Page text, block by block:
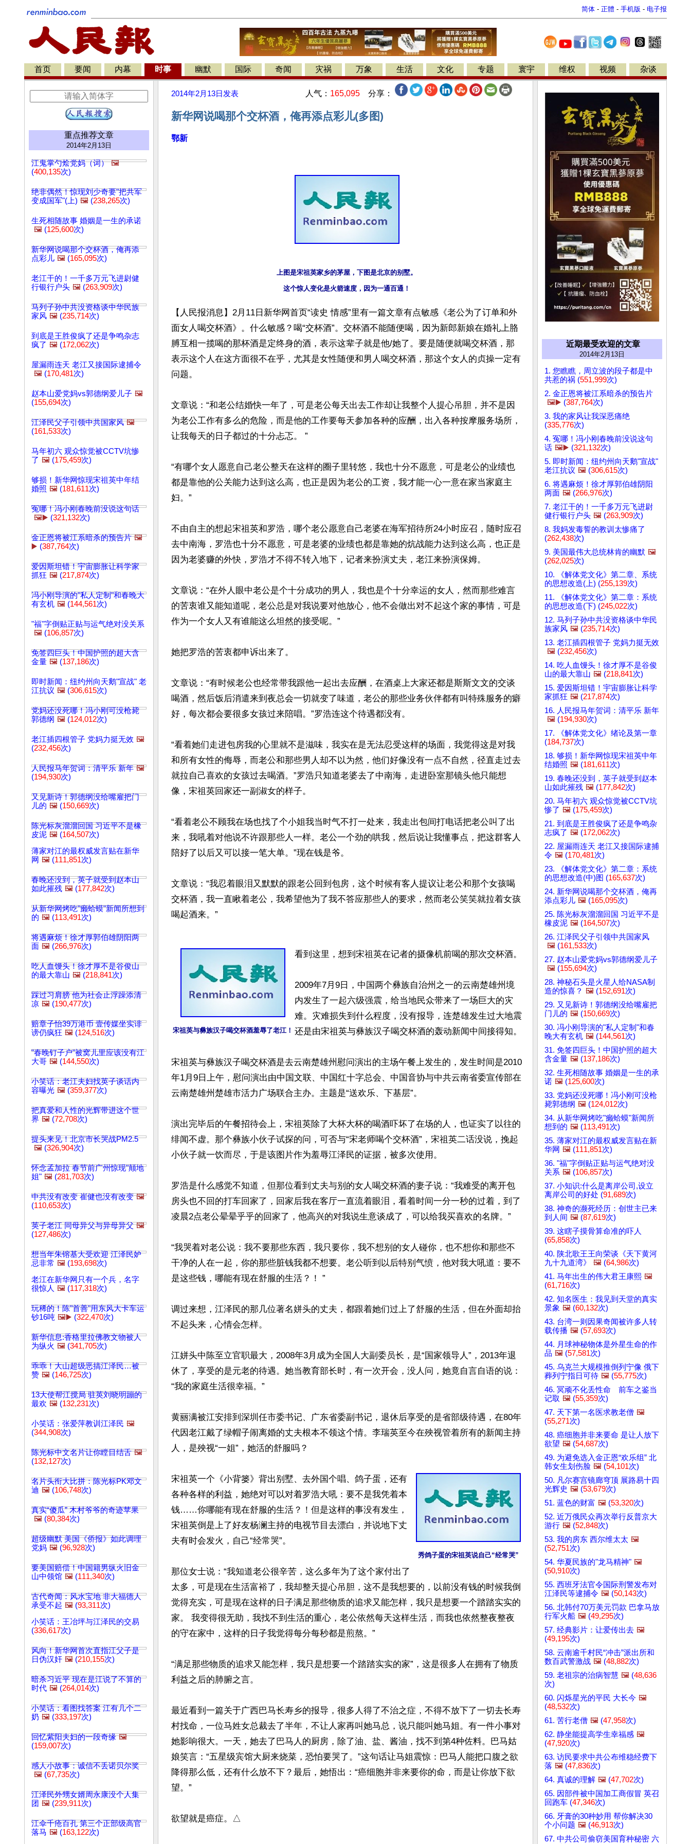
简体 - 正體 - 手机版 - 电子报
首页 要闻 内幕 时事 幽默 国际 奇闻 灾祸 万象 生活 文化 专题 寰宇 维权 视频 杂谈
重点推荐文章
2014年2月13日
江鬼掌勺烩党妈（词） 🖼️
(400,135次)
绝非偶然！惊现刘少奇要"把共军
变成国军"(上) 🖼️ (238,265次)
生死相随故事 婚姻是一生的承诺
🖼️ (125,600次)
新华网说喝那个交杯酒，俺再添
点彩儿 🖼️ (165,095次)
老江干的！一千多万元飞进尉健
行银行户头 🖼️ (263,909次)
马列子孙中共没资格谈中华民族
家风 🖼️ (235,714次)
到底是王胜俊疯了还是争鸣杂志
疯了 🖼️ (172,062次)
屋漏雨连天 老江又接国际逮捕令
🖼️ (170,481次)
赵本山爱党妈vs郭德纲爱儿子 🖼️
(155,694次)
江泽民父子引领中共国家风 🖼️
(161,533次)
马年初六 观众惊觉被CCTV坑惨
了 🖼️ (175,459次)
够损！新华网惊现宋祖英中年结
婚照 🖼️ (181,611次)
冤哪！冯小刚春晚前没说这句话
🖼️▶️ (321,132次)
金正恩将被江系暗杀的预告片 🖼️
▶️ (387,764次)
爱因斯坦错！宇宙膨胀让科学家
抓狂 🖼️ (217,874次)
冯小刚导演的"私人定制"和春晚大
有玄机 🖼️ (144,561次)
"福"字倒贴正贴与运气绝对没关系
🖼️ (106,857次)
免签四巨头！中国护照的超大含
金量 🖼️ (137,186次)
即时新闻：纽约州向天鹅"宣战" 老
江抗议 🖼️ (306,615次)
党妈还没死哪！冯小刚可没枪毙
郭德纲 🖼️ (124,012次)
老江插四根管子 党妈力挺无效 🖼️
(232,456次)
人民报马年贺词：清平乐 新年 🖼️
(194,930次)
又见新诗！郭德纲没给嘴雇把门
儿的 🖼️ (150,669次)
陈光标灰溜溜回国 习近平不是橡
皮泥 🖼️ (164,507次)
薄家对江的最权威发言贴在新华
网 🖼️ (111,851次)
春晚还没到，英子就受到赵本山
如此摧残 🖼️ (177,842次)
从新华网烤吃"癞蛤蟆"新闻所想到
的 🖼️ (113,491次)
将遇麻烦！徐才厚郭伯雄阴阳两
面 🖼️ (266,976次)
吃人血馒头！徐才厚不是谷俊山
的最大靠山 🖼️ (218,841次)
踩过习肩膀 他为社会止浮躁添清
凉 🖼️ (190,477次)
赔章子怡39万港币 壹传媒坐实诽
谤仍疯狂 🖼️ (124,516次)
"春晚钉子户"被窝儿里应该没有江
大哥 🖼️ (144,550次)
小笑话：老江夫妇找英子谈话内
容曝光 🖼️ (359,377次)
把真爱和人性的光辉带进这个世
界 🖼️ (72,708次)
提头来见！北京市长哭战PM2.5
🖼️ (326,904次)
怀念孟加拉 春节前广州惊现"颠地
姐" 🖼️ (281,703次)
中共没有改变 崔健也没有改变 🖼️
(110,653次)
英子老江 同母异父与异母异父 🖼️
(127,486次)
想当年朱镕基大受欢迎 江泽民妒
忌非常 🖼️ (193,698次)
老江在新华网只有一个兵，名字
很惊人 🖼️ (117,318次)
玩稀的！陈"首善"用东风大卡车运
钞16吨 🖼️▶️ (322,470次)
新华信息:香格里拉佛教文物被人
为纵火 🖼️ (341,705次)
乖乖！大山超级恶搞江泽民…被
赞 🖼️ (146,725次)
13大使帮江搅局 驻英刘晓明蹦的
最欢 🖼️ (132,231次)
小笑话：张爱萍教训江泽民 🖼️
(344,908次)
陈光标中文名片让你瞠目结舌 🖼️
(132,127次)
名片头衔大比拼：陈光标PK邓文
迪 🖼️ (106,748次)
真实“傻瓜” 木村爷爷的奇迹苹果
🖼️ (80,384次)
超级幽默 美国《侨报》如此调理
党妈 🖼️ (96,928次)
要美国赔偿！中国籍男纵火旧金
山中领馆 🖼️ (111,340次)
古代奇闻：风水宝地 非大福德人
承受不起 🖼️ (93,311次)
小笑话：王冶坪与江泽民的交易
(336,617次)
风向！新华网首次直指江父子是
日伪汉奸 🖼️ (210,155次)
暗杀习近平 现在是江说了不算的
时代 🖼️ (264,014次)
小笑话：看图找答案 江有几个二
奶 🖼️ (333,197次)
回忆紫阳夫妇的一段奇缘 🖼️
(159,007次)
感人小故事：诚信不丢诺贝尔奖
🖼️ (67,735次)
江泽民外甥女婿周永康没个人集
团 🖼️ (239,911次)
江伞千疮百孔 第三个正部级高官
落马 🖼️ (163,122次)
2014年2月13日 发表 人气： 165,095 分享：
新华网说喝那个交杯酒，俺再添点彩儿(多图)
鄂新
上图是宋祖英家乡的茅屋，下图是北京的别墅。
这个惊人变化是火箭速度，因为一通百通！
【人民报消息】2月11日新华网首页“读史 情感”里有一篇文章有点敏感《老公为了订单和外
面女人喝交杯酒》。什么敏感？喝“交杯酒”。交杯酒不能随便喝，因为新郎新娘在婚礼上胳
膊互相一揽喝的那杯酒是定终身的酒，表示这辈子就是他/她了。要是随便就喝交杯酒，那
表示这个人在这方面很不在乎，尤其是女性随便和男人喝交杯酒，那这个女人的贞操一定有
问题。
文章说：“和老公结婚快一年了，可是老公每天出去工作却让我整个人提心吊胆，并不是因
为老公工作有多么的危险，而是他的工作要每天参加各种的应酬，出入各种按摩服务场所，
让我每天的日子都过的十分忐忑。 ”
“有哪个女人愿意自己老公整天在这样的圈子里转悠，我也十分不愿意，可是老公的业绩也
都是靠他的公关能力达到这么高，也正是因为老公的工资，我才能一心一意在家当家庭主
妇。”
不由自主的想起宋祖英和罗浩，哪个老公愿意自己老婆在海军招待所24小时应召，随时应召
去中南海，罗浩也十分不愿意，可是老婆的业绩也都是靠她的炕战能力达到这么高，也正是
因为老婆赚的外快，罗浩才不得不转入地下，记者来扮演丈夫，老江来扮演保姆。
文章说：“在外人眼中老公是个十分成功的男人，我也是个十分幸运的女人，然而那些难言
的苦衷谁又能知道呢，老公总是对我说要对他放心，他不会做出对不起这个家的事情，可是
作为一个女人又有谁能这么坦然的接受呢。”
她把罗浩的苦衷都申诉出来了。
文章说：“有时候老公也经常带我跟他一起出去应酬，在酒桌上大家还都是斯斯文文的交谈
喝酒，然后饭后消遣来到夜总会一切就变了味道，老公的那些业务伙伴都有叫特殊服务的癖
好，每次都会要很多女孩过来陪唱。”罗浩连这个待遇都没有。
“看着她们走进包房我的心里就不是滋味，我实在是无法忍受这样的场面，我觉得这是对我
和所有女性的侮辱，而老公和那些男人却不以为然，他们好像没有一点不自然，径直走过去
就拉自己喜欢的女孩过去喝酒。”罗浩只知道老婆去了中南海，走进卧室那镜头他只能想
像，宋祖英回家还一副淑女的样子。
“看着老公不顾我在场也找了个小姐我当时气不打一处来，我走出包间打电话把老公叫了出
来，我吼着对他说不许跟那些人一样。老公一个劲的哄我，然后说让我懂事点，把这群客人
陪好了以后又可以接一笔大单。”现在钱是爷。
文章说：“我忍着眼泪又默默的跟老公回到包房，这个时候有客人提议让老公和那个女孩喝
交杯酒，我一直瞅着老公，我希望他为了我不答应那些人的要求，然而老公笑笑就拉着女孩
喝起酒来。”
宋祖英与彝族汉子喝交杯酒羞辱了老江！
看到这里，想到宋祖英在记者的摄像机前喝的那次交杯酒。
2009年7月9日，中国两个彝族自治州之一的云南楚雄州境
内发生了一起六级强震，给当地民众带来了一场巨大的灾
难。灾难损失到什么程度，没有报导，连楚雄发生过大地震
还是由宋祖英与彝族汉子喝交杯酒的轰动新闻中间接得知。
宋祖英与彝族汉子喝交杯酒是去云南楚雄州慰问演出的主场午餐上发生的，发生时间是2010
年1月9日上午，慰问演出由中国文联、中国红十字总会、中国音协与中共云南省委宣传部在
云南楚雄州楚雄市活力广场联合主办。主题是“送欢乐、下基层”。
演出完毕后的午餐招待会上，宋祖英除了大杯大杯的喝酒吓坏了在场的人，也证实了以往的
绯闻不虚。那个彝族小伙子试探的问，可否与“宋老师喝个交杯酒”，宋祖英二话没说，挽起
小伙子就一饮而尽，于是该图片作为羞辱江泽民的证据，被多次使用。
罗浩是什么感觉不知道，但那位看到丈夫与别的女人喝交杯酒的妻子说：“我难受的离开包
房头也不回的打车回家了，回家后我在客厅一直流着眼泪，看着时间一分一秒的过着，到了
凌晨2点老公晕晕乎乎的回家了，他高兴的对我说生意谈成了，可以给我买喜欢的名牌。”
“我哭着对老公说：我不要那些东西，我只要你，我不想别的女人碰你，也不想你和那些不
干净的人在一起，你的那些脏钱我都不想要。老公听到以后特别气愤，他对我大吼道：要不
是这些钱，哪能有现在舒服的生活？！ ”
调过来想，江泽民的那几位著名姘头的丈夫，都跟着她们过上了舒服的生活，但在外面却抬
不起头来，心情会怎样。
江姘头中陈至立官职最大，2008年3月成为全国人大副委员长，是“国家领导人”，2013年退
休了，享受的是元老的待遇。她当教育部长时，有一次开会，没人问，她竟自言自语的说：
“我的家庭生活很幸福。”
黄丽满被江安排到深圳任市委书记、广东省委副书记，退休后享受的是省部级待遇，在80年
代因老江戴了绿帽子闹离婚的丈夫根本不领这个情。李瑞英至今在殃视管着所有的新闻主持
人，是殃视“一姐”，她活的舒服吗？
秀鸽子蛋的宋祖英说自己“经常哭”
宋祖英一个《小背篓》背出别墅、去外国个唱、鸽子蛋，还有
各种各样的利益，她绝对可以对着罗浩大吼：要不是我凭着本
钱……你哪能有现在舒服的生活？！但是这样的事没有发生，
宋祖英倒是上了好友杨澜主持的电视节目去漂白，并说地下丈
夫有时会发火，自己“经常哭”。
那位女士说：“我知道老公很辛苦，这么多年为了这个家付出了
太多，可是现在生活富裕了，我却整天提心吊胆，这不是我想要的，以前没有钱的时候我倒
觉得充实，可是现在这样的日子满足那些物质的追求又能怎样，我只是想要一个踏踏实实的
家。 我变得很无助，我找不到生活的重心，老公依然每天这样生活，而我也依然整夜整夜
的守在家中，这样的日子我觉得每分每秒都是煎熬。”
“满足那些物质的追求又能怎样，我只是想要一个踏踏实实的家”，这是很多人在拥有了物质
利益之后的肺腑之言。
最近看到一篇关于广西巴马长寿乡的报导，很多人得了不治之症，不得不放下了一切去长寿
村找命，一位马姓女总裁去了半年，不让人家再叫她马总，说只能叫她马姐。有一件小事对
她影响很大。一天，她去了巴马人的厨房，除了油、盐、酱油，找不到第4种佐料。巴马姑
娘笑言：“五星级宾馆大厨来烧菜，恐怕要哭了。”这句话让马姐震惊：巴马人能把口腹之欲
降得那么低，还有什么放不下？最后，她悟出：“癌细胞并非来要你的命，而是让你放下欲
望。”
欲望就是癌症。△
近期最受欢迎的文章
2014年2月13日
1. 您瞧瞧，周立波的段子都是中
共惹的祸 (551,999次)
2. 金正恩将被江系暗杀的预告片
🖼️▶️ (387,764次)
3. 我的家风让我深恶痛绝
(335,776次)
4. 冤哪！冯小刚春晚前没说这句
话 🖼️▶️ (321,132次)
5. 即时新闻：纽约州向天鹅"宣战"
老江抗议 🖼️ (306,615次)
6. 将遇麻烦！徐才厚郭伯雄阴阳
两面 🖼️ (266,976次)
7. 老江干的！一千多万元飞进尉
健行银行户头 🖼️ (263,909次)
8. 我妈发毒誓的教训太惨痛了
(262,438次)
9. 美国最伟大总统林肯的幽默 🖼️
(262,025次)
10. 《解体党文化》第二章、系统
的思想改造(上) (255,139次)
11. 《解体党文化》第二章：系统
的思想改造(下) (245,022次)
12. 马列子孙中共没资格谈中华民
族家风 🖼️ (235,714次)
13. 老江插四根管子 党妈力挺无效
🖼️ (232,456次)
14. 吃人血馒头！徐才厚不是谷俊
山的最大靠山 🖼️ (218,841次)
15. 爱因斯坦错！宇宙膨胀让科学
家抓狂 🖼️ (217,874次)
16. 人民报马年贺词：清平乐 新年
🖼️ (194,930次)
17. 《解体党文化》绪论及第一章
(184,737次)
18. 够损！新华网惊现宋祖英中年
结婚照 🖼️ (181,611次)
19. 春晚还没到，英子就受到赵本
山如此摧残 🖼️ (177,842次)
20. 马年初六 观众惊觉被CCTV坑
惨了 🖼️ (175,459次)
21. 到底是王胜俊疯了还是争鸣杂
志疯了 🖼️ (172,062次)
22. 屋漏雨连天 老江又接国际逮捕
令 🖼️ (170,481次)
23. 《解体党文化》第二章：系统
的思想改造(中)图 (165,637次)
24. 新华网说喝那个交杯酒，俺再
添点彩儿 🖼️ (165,095次)
25. 陈光标灰溜溜回国 习近平不是
橡皮泥 🖼️ (164,507次)
26. 江泽民父子引领中共国家风
🖼️ (161,533次)
27. 赵本山爱党妈vs郭德纲爱儿子
🖼️ (155,694次)
28. 神秘石头是火星人给NASA制
造的惊喜？ 🖼️ (152,691次)
29. 又见新诗！郭德纲没给嘴雇把
门儿的 🖼️ (150,669次)
30. 冯小刚导演的"私人定制"和春
晚大有玄机 🖼️ (144,561次)
31. 免签四巨头！中国护照的超大
含金量 🖼️ (137,186次)
32. 生死相随故事 婚姻是一生的承
诺 🖼️ (125,600次)
33. 党妈还没死哪！冯小刚可没枪
毙郭德纲 🖼️ (124,012次)
34. 从新华网烤吃"癞蛤蟆"新闻所
想到的 🖼️ (113,491次)
35. 薄家对江的最权威发言贴在新
华网 🖼️ (111,851次)
36. "福"字倒贴正贴与运气绝对没
关系 🖼️ (106,857次)
37. 小知识:什么是离岸公司,设立
离岸公司的好处 (91,689次)
38. 神奇的濒死经历：创世主已来
到人间 🖼️ (87,619次)
39. 这瞎子摸骨算命准的吓人
(65,858次)
40. 陕北歌王王向荣谈《天下黄河
九十九道湾》
🖼️ (64,986次)
41. 马年出生的伟大君王康熙 🖼️
(61,716次)
42. 知名医生：我见到天堂的真实
景象 🖼️ (60,132次)
43. 台湾一则因果奇闻被许多人转
载传播 🖼️ (57,693次)
44. 月球神秘物体是外星生命的作
品 🖼️ (57,581次)
45. 乌克兰大规模推倒列宁像 俄下
葬列宁指日可待 🖼️ (55,775次)
46. 冥顽不化丢性命 前车之鉴当
记取 🖼️ (55,359次)
47. 天下第一名医求教老僧 🖼️
(55,271次)
48. 癌细胞并非来要命 是让人放下
欲望 🖼️ (54,687次)
49. 为避免选入金正恩“欢乐组” 北
韩女生划伤脸 🖼️ (54,101次)
50. 凡尔赛宫镜廊穹顶 展路易十四
光辉史 🖼️ (53,679次)
51. 蓝色的财富 🖼️ (53,320次)
52. 近万俄民众再次举行反普京大
游行 🖼️ (52,848次)
53. 我的房东 西尔维太太 🖼️
(52,751次)
54. 华夏民族的"龙马精神" 🖼️
(50,910次)
55. 西班牙法官令国际刑警发布对
江泽民等逮捕令 🖼️ (50,143次)
56. 北韩付70万美元罚款 巴拿马放
行军火船 🖼️ (49,295次)
57. 经典影片：让爱传出去 🖼️
(49,195次)
58. 云南逾千村民“冲击”派出所和
数百武警激战 🖼️ (48,882次)
59. 老祖宗的治病智慧 🖼️ (48,636
次)
60. 闪烁星光的平民 大长今 🖼️
(48,532次)
61. 苦行老僧 🖼️ (47,958次)
62. 静坐能提高学生幸福感 🖼️
(47,920次)
63. 访民要求中共公布维稳经费下
落 🖼️ (47,836次)
64. 真诚的理解 🖼️ (47,702次)
65. 因部件被中国加工商假冒 英召
回跑车 (47,346次)
66. 牙膏的30种妙用 帮你解决30
个小问题 🖼️ (46,913次)
67. 中共公司偷窃美国育种秘密 六